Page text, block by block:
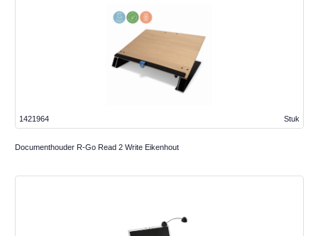
Stuk
1421964
Documenthouder R-Go Read 2 Write Eikenhout